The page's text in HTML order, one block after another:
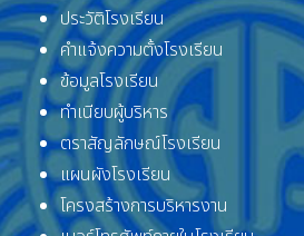
ประวัติโรงเรียน
คำแจ้งความตั้งโรงเรียน
ข้อมูลโรงเรียน
ทำเนียบผู้บริหาร
ตราสัญลักษณ์โรงเรียน
แผนผังโรงเรียน
โครงสร้างการบริหารงาน